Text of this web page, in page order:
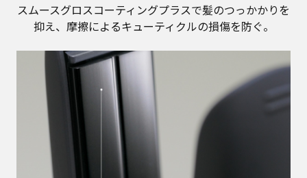
スムースグロスコーティングプラスで髪のつっかかりを
抑え、摩擦によるキューティクルの損傷を防ぐ。